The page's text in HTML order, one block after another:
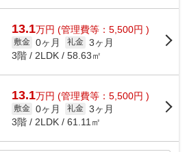
13.1万円 (管理費等：5,500円 )
敷金 0ヶ月 礼金 3ヶ月
3階 / 2LDK / 58.63㎡
13.1万円 (管理費等：5,500円 )
敷金 0ヶ月 礼金 3ヶ月
3階 / 2LDK / 61.11㎡